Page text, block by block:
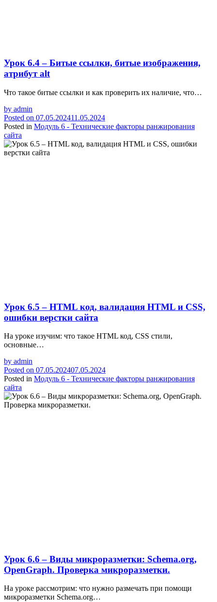
Урок 6.4 – Битые ссылки, битые изображения,
атрибут alt
Что такое битые ссылки и как проверить их наличие, что…
by admin
Posted on 07.05.202411.05.2024
Posted in Модуль 6 - Технические факторы ранжирования
сайта
Урок 6.5 – HTML код, валидация HTML и CSS,
ошибки верстки сайта
На уроке изучим: что такое HTML код, CSS стили,
основные…
by admin
Posted on 07.05.202407.05.2024
Posted in Модуль 6 - Технические факторы ранжирования
сайта
Урок 6.6 – Виды микроразметки: Schema.org,
OpenGraph. Проверка микроразметки.
На уроке рассмотрим: что нужно размечать при помощи
микроразметки Schema.org…